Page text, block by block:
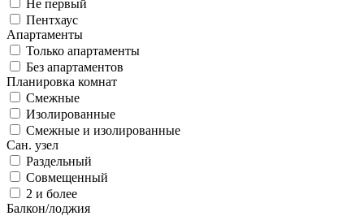
Не первый
Пентхаус
Апартаменты
Только апартаменты
Без апартаментов
Планировка комнат
Смежные
Изолированные
Смежные и изолированные
Сан. узел
Раздельный
Совмещенный
2 и более
Балкон/лоджия